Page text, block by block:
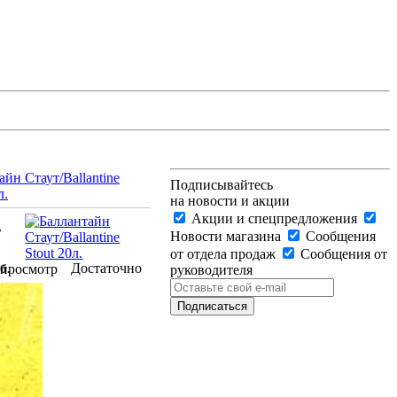
Стаут/Ballantine
Достаточно
Подписывайтесь
на новости и акции
Акции и спецпредложения
Новости магазина
Сообщения
от отдела продаж
Сообщения от
руководителя